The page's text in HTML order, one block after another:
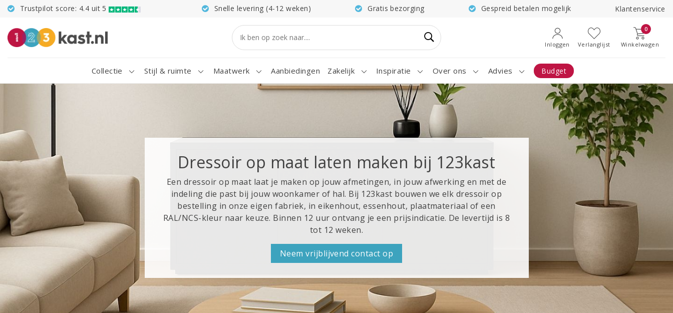
Trustpilot score: 4.4 uit 5 Snelle levering (4-12 weken) Gratis bezorging Gespreid betalen mogelijk Klantenservice
Inloggen Verlanglijst
0
Winkelwagen
Collectie Stijl & ruimte Maatwerk Aanbiedingen Zakelijk Inspiratie Over ons Advies Budget
Dressoir op maat laten maken bij 123kast
Een dressoir op maat laat je maken op jouw afmetingen, in jouw afwerking en met de
indeling die past bij jouw woonkamer of hal. Bij 123kast bouwen we elk dressoir op
bestelling in onze eigen fabriek, in eikenhout, essenhout, plaatmateriaal of een
RAL/NCS-kleur naar keuze. Binnen 12 uur ontvang je een prijsindicatie. De levertijd is 8
tot 12 weken.
Neem vrijblijvend contact op